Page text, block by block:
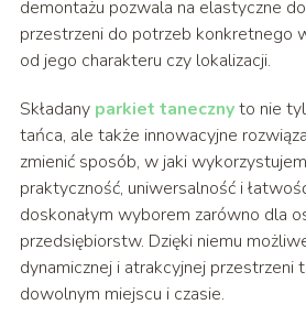
demontażu pozwala na elastyczne
przestrzeni do potrzeb konkretnego
od jego charakteru czy lokalizacji.
Składany parkiet tanecznyto nie
tańca, ale także innowacyjne
zmienić sposób, w jaki
praktyczność, uniwersalność i
doskonałym wyborem zarówno dla
przedsiębiorstw. Dzięki niemu
dynamicznej i atrakcyjnej przestrzeni
dowolnym miejscu i czasie.